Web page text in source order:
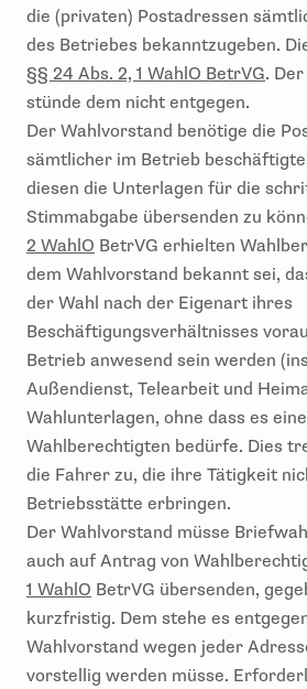
die (privaten) Postadressen
des Betriebes bekanntzugeben.
§§ 24 Abs. 2, 1 WahlO BetrVG.
stünde dem nicht entgegen.
Der Wahlvorstand benötige die
sämtlicher im Betrieb
diesen die Unterlagen für die
Stimmabgabe übersenden zu
2 WahlO BetrVG erhielten
dem Wahlvorstand bekannt sei,
der Wahl nach der Eigenart ihres
Beschäftigungsverhältnisses
Betrieb anwesend sein werden
Außendienst, Telearbeit und
Wahlunterlagen, ohne dass es
Wahlberechtigten bedürfe. Dies
die Fahrer zu, die ihre Tätigkeit
Betriebsstätte erbringen.
Der Wahlvorstand müsse
auch auf Antrag von
1 WahlO BetrVG übersenden,
kurzfristig. Dem stehe es
Wahlvorstand wegen jeder
vorstellig werden müsse.